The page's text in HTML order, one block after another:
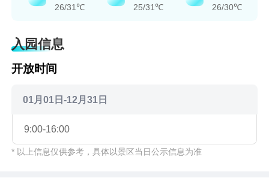
26/31℃ 25/31℃ 26/30℃
入园信息
开放时间
01月01日-12月31日
9:00-16:00
* 以上信息仅供参考，具体以景区当日公示信息为准